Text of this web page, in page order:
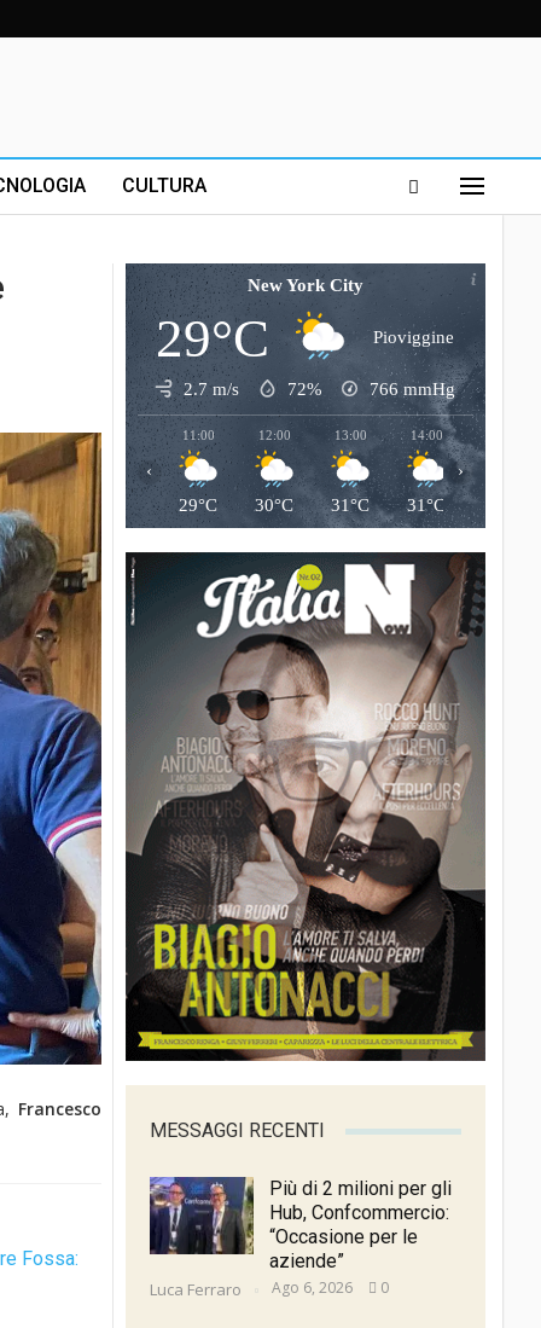
CULTURA
Francesco
Fossa:
New York City
29°C Pioviggine
2.7 m/s 72% 766mmHg
11:00
29°C
12:00
30°C
13:00
31°C
14:00
31°C
‹ ›
MESSAGGI RECENTI
Più di 2 milioni per gli
Hub, Confcommercio:
“Occasione per le
aziende”
Luca Ferraro Ago 6, 2026 0